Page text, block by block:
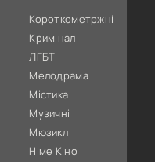
Короткометржні
Кримінал
ЛГБТ
Мелодрама
Містика
Музичні
Мюзикл
Німе Кіно